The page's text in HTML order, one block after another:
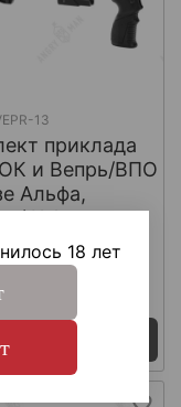
13
приклада
и Вепрь/ВПО
Альфа,
/ K.Arma
₽
7 - 14 дней
18 лет